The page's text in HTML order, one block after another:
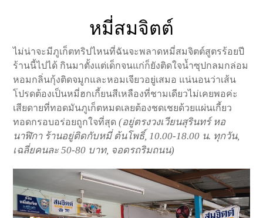
หมี่สมจิตต์
ไม่น่าจะมีภูเก็ตทริปไหนที่ฉันจะพลาดหมี่สมจิตต์สูตรร้อยปี
ร้านนี้ไปได้ กินมาตั้งแต่เด็กจนแก่ก็ยังติดใจน้ำซุปกลมกล่อม
หอมกลิ่นกุ้งติดจมูกและหอมเจียวอยู่เสมอ แน่นอนว่าเส้น
โปรดต้องเป็นหมี่ฮกเกี้ยนสีเหลืองที่ชามเดียวไม่เคยพอค่ะ
เสียดายที่ทอดมันภูเก็ตหมดเลยต้องชดเชยด้วยแผ่นเกี้ยว
ทอดกรอบอร่อยถูกใจที่สุด(อยู่ตรงวงเวียนสุรินทร์ หอ
นาฬิกา ร้านอยู่ติดกับหมี่ ต้นโพธิ์, 10.00-18.00 น. ทุกวัน,
เฉลี่ยคนละ 50-80 บาท, จอดรถริมถนน)